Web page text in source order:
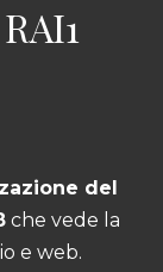
del
che vede la
e web.